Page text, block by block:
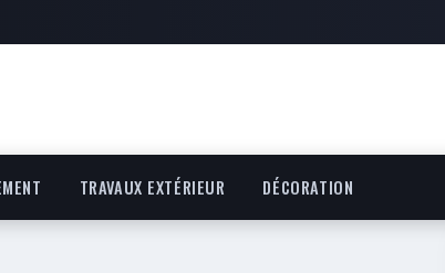
TRAVAUX EXTÉRIEUR DÉCORATION